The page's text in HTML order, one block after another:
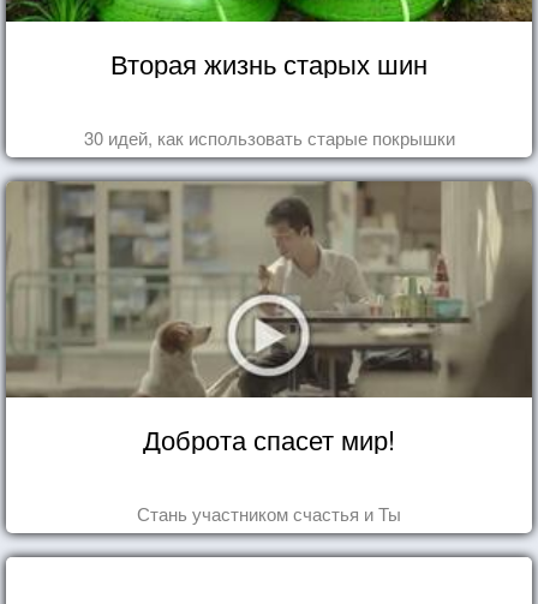
Вторая жизнь старых шин
30 идей, как использовать старые покрышки
Доброта спасет мир!
Стань участником счастья и Ты